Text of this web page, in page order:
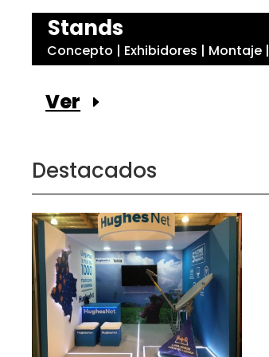
Stands
Concepto | Exhibidores | Montaje |
Ver
Destacados